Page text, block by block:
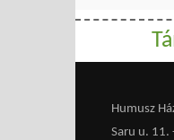
Humusz
Saru u. 11.